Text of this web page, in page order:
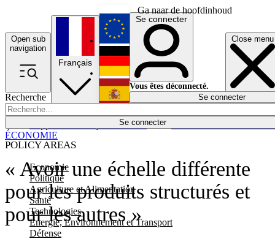
Ga naar de hoofdinhoud
Open sub
navigation
Close menu
Recherche
Se connecter
POLICY AREAS
Economie
Politique
Agriculture et Alimentation
Santé
Technologies
Energie, Environnement et Transport
Défense
Économie
Français
English
Deutsch
Español
Se connecter
Vous êtes déconnecté.
Se connecter
« Avoir une échelle différente
pour les produits structurés et
pour les autres »
ÉCONOMIE